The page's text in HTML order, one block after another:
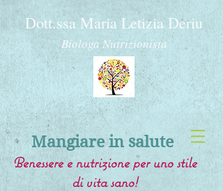
Dott.ssa Maria Letizia Deriu
Biologa Nutrizionista
Mangiare in salute
Benessere e nutrizione per uno stile
di vita sano!